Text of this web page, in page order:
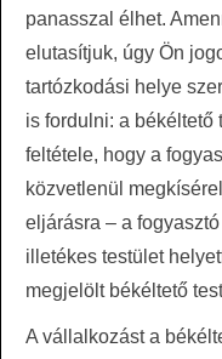
panasszal élhet.
elutasítjuk, úgy Ön
tartózkodási helye
is fordulni: a
feltétele, hogy a
közvetlenül
eljárásra – a
illetékes testület
megjelölt békéltető
A vállalkozást a